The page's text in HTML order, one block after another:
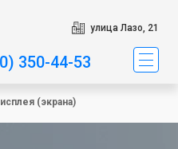
улица Лазо, 21
350-44-53
(экрана)